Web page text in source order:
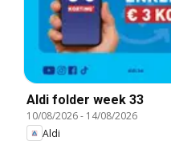
Aldi folder week 33
10/08/2026- 14/08/2026
Aldi